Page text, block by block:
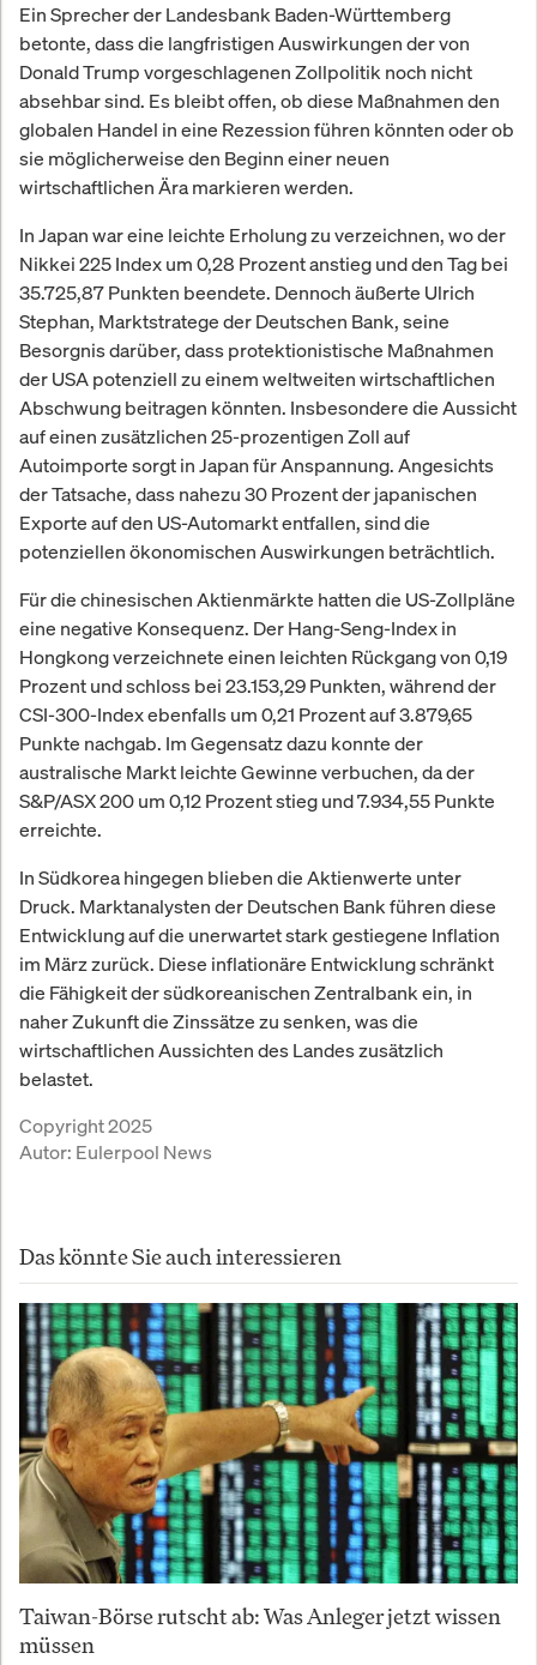
Ein Sprecher der Landesbank Baden-Württemberg
betonte, dass die langfristigen Auswirkungen der von
Donald Trump vorgeschlagenen Zollpolitik noch nicht
absehbar sind. Es bleibt offen, ob diese Maßnahmen den
globalen Handel in eine Rezession führen könnten oder ob
sie möglicherweise den Beginn einer neuen
wirtschaftlichen Ära markieren werden.
In Japan war eine leichte Erholung zu verzeichnen, wo der
Nikkei 225 Index um 0,28 Prozent anstieg und den Tag bei
35.725,87 Punkten beendete. Dennoch äußerte Ulrich
Stephan, Marktstratege der Deutschen Bank, seine
Besorgnis darüber, dass protektionistische Maßnahmen
der USA potenziell zu einem weltweiten wirtschaftlichen
Abschwung beitragen könnten. Insbesondere die Aussicht
auf einen zusätzlichen 25-prozentigen Zoll auf
Autoimporte sorgt in Japan für Anspannung. Angesichts
der Tatsache, dass nahezu 30 Prozent der japanischen
Exporte auf den US-Automarkt entfallen, sind die
potenziellen ökonomischen Auswirkungen beträchtlich.
Für die chinesischen Aktienmärkte hatten die US-Zollpläne
eine negative Konsequenz. Der Hang-Seng-Index in
Hongkong verzeichnete einen leichten Rückgang von 0,19
Prozent und schloss bei 23.153,29 Punkten, während der
CSI-300-Index ebenfalls um 0,21 Prozent auf 3.879,65
Punkte nachgab. Im Gegensatz dazu konnte der
australische Markt leichte Gewinne verbuchen, da der
S&P/ASX 200 um 0,12 Prozent stieg und 7.934,55 Punkte
erreichte.
In Südkorea hingegen blieben die Aktienwerte unter
Druck. Marktanalysten der Deutschen Bank führen diese
Entwicklung auf die unerwartet stark gestiegene Inflation
im März zurück. Diese inflationäre Entwicklung schränkt
die Fähigkeit der südkoreanischen Zentralbank ein, in
naher Zukunft die Zinssätze zu senken, was die
wirtschaftlichen Aussichten des Landes zusätzlich
belastet.
Copyright 2025
Autor: Eulerpool News
Das könnte Sie auch interessieren
Taiwan-Börse rutscht ab: Was Anleger jetzt wissen
müssen